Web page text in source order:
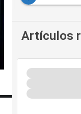
Artículos